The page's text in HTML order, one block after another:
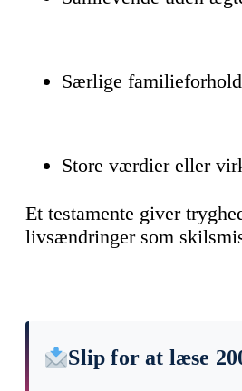
Særlige
Store værdier eller
Et testamente giver
livsændringer som
Slip for at læse